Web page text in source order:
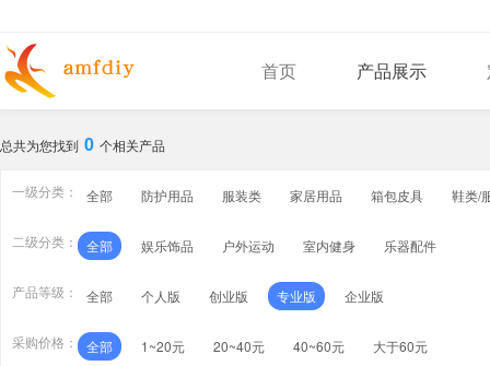
首页 产品展示
总共为您找到 0 个相关产品
一级分类： 全部 防护用品 服装类 家居用品 箱包皮具 鞋类/
二级分类： 全部 娱乐饰品 户外运动 室内健身 乐器配件
产品等级： 全部 个人版 创业版 专业版 企业版
采购价格： 全部 1~20元 20~40元 40~60元 大于60元